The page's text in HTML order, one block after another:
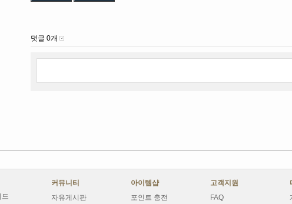
덧글 0개
드
커뮤니티
자유게시판
아이템샵
포인트 충전
고객지원
FAQ